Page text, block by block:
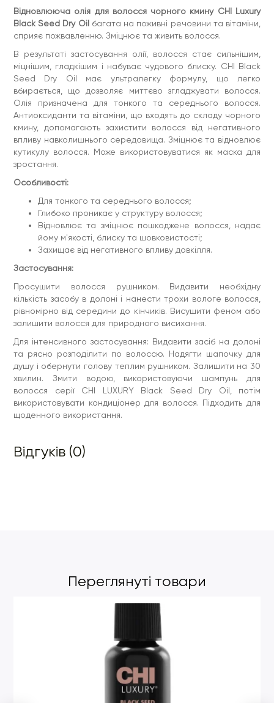
Просушити волосся рушником. Видавити необхідну
кількість засобу в долоні і нанести трохи вологе волосся,
рівномірно від середини до кінчиків. Висушити феном або
залишити волосся для природного висихання.
Для інтенсивного застосування: Видавити засіб на долоні
та рясно розподілити по волоссю. Надягти шапочку для
душу і обернути голову теплим рушником. Залишити на 30
хвилин. Змити водою, використовуючи шампунь для
волосся серії CHI LUXURY Black Seed Dry Oil, потім
використовувати кондиціонер для волосся. Підходить для
щоденного використання.
Відновлююча олія для волосся чорного кмину CHI Luxury
Black Seed Dry Oilбагата на поживні речовини та вітаміни,
сприяє пожвавленню. Зміцнює та живить волосся.
В результаті застосування олії, волосся стає сильнішим,
міцнішим, гладкішим і набуває чудового блиску. CHI Black
Seed Dry Oil має ультралегку формулу, що легко
вбирається, що дозволяє миттєво згладжувати волосся.
Олія призначена для тонкого та середнього волосся.
Антиоксиданти та вітаміни, що входять до складу чорного
кмину, допомагають захистити волосся від негативного
впливу навколишнього середовища. Зміцнює та відновлює
кутикулу волосся. Може використовуватися як маска для
зростання.
Особливості:
Для тонкого та середнього волосся;
Глибоко проникає у структуру волосся;
Відновлює та зміцнює пошкоджене волосся, надає
йому м'якості, блиску та шовковистості;
Захищає від негативного впливу довкілля.
Застосування:
Просушити волосся рушником. Видавити необхідну
кількість засобу в долоні і нанести трохи вологе волосся,
рівномірно від середини до кінчиків. Висушити феном або
залишити волосся для природного висихання.
Для інтенсивного застосування: Видавити засіб на долоні
та рясно розподілити по волоссю. Надягти шапочку для
душу і обернути голову теплим рушником. Залишити на 30
хвилин. Змити водою, використовуючи шампунь для
волосся серії CHI LUXURY Black Seed Dry Oil, потім
використовувати кондиціонер для волосся. Підходить для
щоденного використання.
Відгуків (0)
Переглянуті товари